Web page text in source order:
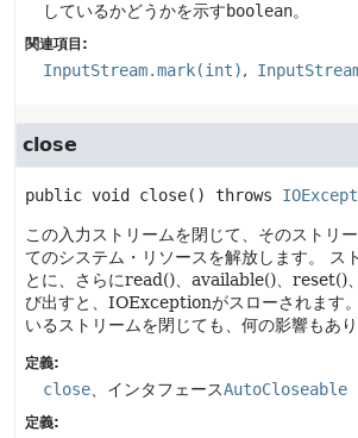
しているかどうかを示すboolean。
関連項目:
InputStream.mark(int)
close
public void close() throws
この入力ストリームを閉じて、そのストリ
てのシステム・リソースを解放します。
ス
とに、さらにread()、available()、reset()
び出すと、IOExceptionがスローされます。
いるストリームを閉じても、何の影響もあり
定義:
close 、インタフェースAutoCloseable
定義: